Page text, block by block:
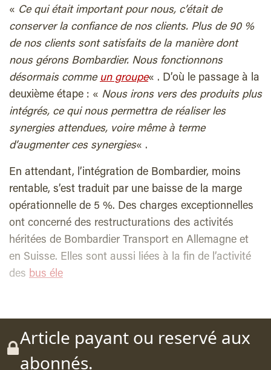
« Ce qui était important pour nous, c’était de
conserver la confiance de nos clients. Plus de 90 %
de nos clients sont satisfaits de la manière dont
nous gérons Bombardier. Nous fonctionnons
désormais comme un groupe« . D’où le passage à la
deuxième étape : « Nous irons vers des produits plus
intégrés, ce qui nous permettra de réaliser les
synergies attendues, voire même à terme
d’augmenter ces synergies« .
En attendant, l’intégration de Bombardier, moins
rentable, s’est traduit par une baisse de la marge
opérationnelle de 5 %. Des charges exceptionnelles
ont concerné des restructurations des activités
héritées de Bombardier Transport en Allemagne et
en Suisse. Elles sont aussi liées à la fin de l’activité
des bus éle
Article payant ou reservé aux
abonnés.